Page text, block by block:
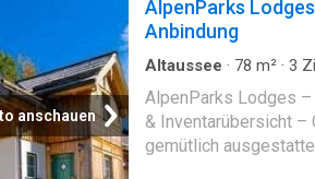
anschauen
AlpenParks
Anbindung
Altaussee · 78 m² · 3
AlpenParks Lodges –
& Inventarübersicht –
gemütlich